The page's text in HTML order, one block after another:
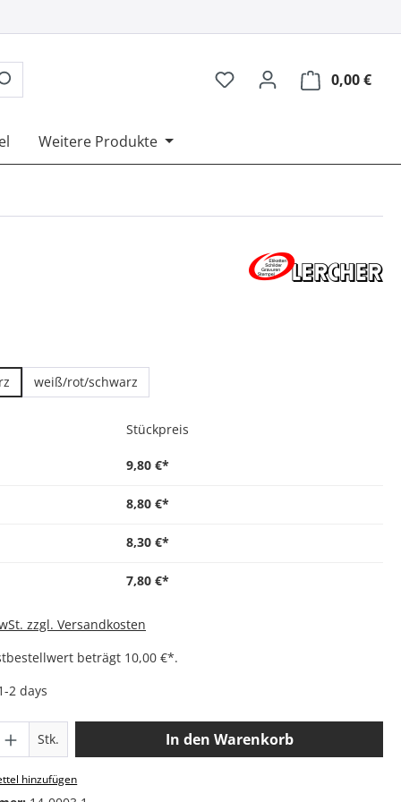
0,00 €
Weitere Produkte
weiß/rot/schwarz
Stückpreis
9,80 €*
8,80 €*
8,30 €*
7,80 €*
zzgl. Versandkosten
beträgt 10,00 €*.
2 days
Anzahl: Gib den gewünschten Wert
Stk. In den Warenkorb
hinzufügen